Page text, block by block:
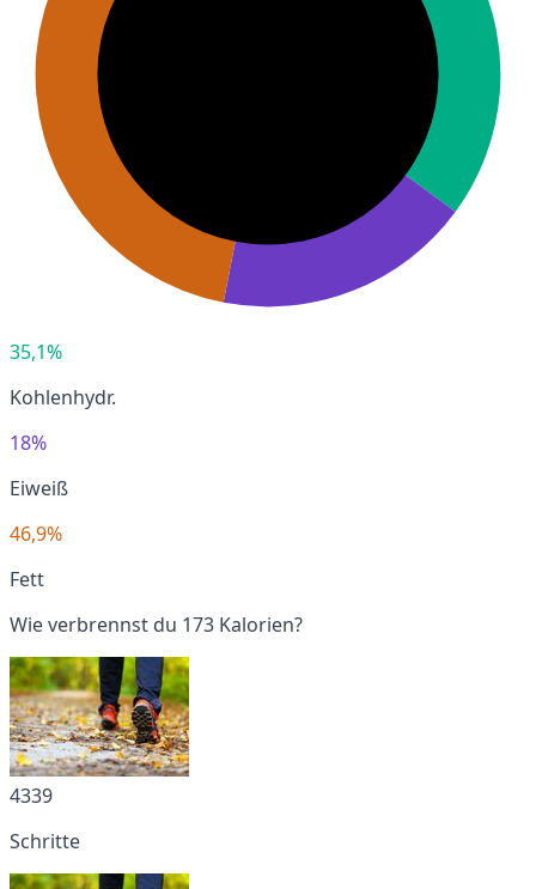
35,1%
Kohlenhydr.
18%
Eiweiß
46,9%
Fett
Wie verbrennst du 173 Kalorien?
4339
Schritte